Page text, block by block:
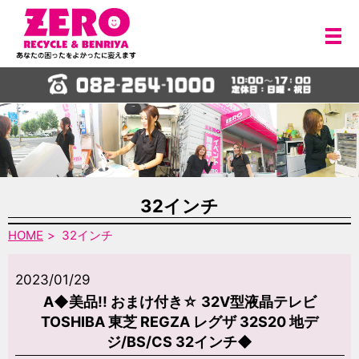
メ
32インチ
HOME 32インチ
2023/01/29
A◆美品!! おまけ付き☆ 32V型液晶テレビ
TOSHIBA 東芝 REGZA レグザ 32S20 地デ
ジ/BS/CS 32インチ◆